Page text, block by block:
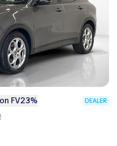
FV23% DEALER